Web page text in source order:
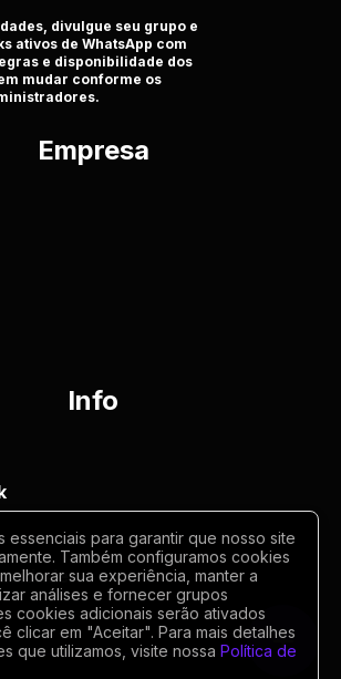
divulgue seu grupo e
ativos de WhatsApp com
e disponibilidade dos
mudar conforme os
Empresa
Info
essenciais para garantir que nosso site
Também configuramos cookies
sua experiência, manter a
análises e fornecer grupos
cookies adicionais serão ativados
clicar em "Aceitar". Para mais detalhes
que utilizamos, visite nossa Política de